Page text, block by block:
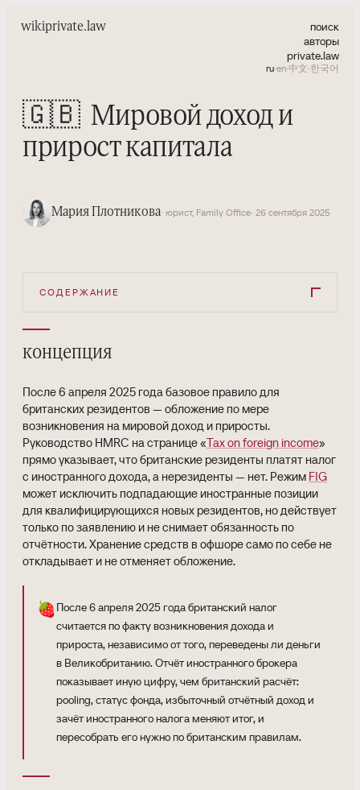
wikiprivate.law
поиск
авторы
private.law
ru·en·中文·한국어
🇬🇧 Мировой доход и
прирост капитала
Мария Плотникова· юрист, Family Office· 26 сентября 2025
СОДЕРЖАНИЕ
концепция
После 6 апреля 2025 года базовое правило для
британских резидентов — обложение по мере
возникновения на мировой доход и приросты.
Руководство HMRC на странице «Tax on foreign income»
прямо указывает, что британские резиденты платят налог
с иностранного дохода, а нерезиденты — нет. Режим FIG
может исключить подпадающие иностранные позиции
для квалифицирующихся новых резидентов, но действует
только по заявлению и не снимает обязанность по
отчётности. Хранение средств в офшоре само по себе не
откладывает и не отменяет обложение.
🍓После 6 апреля 2025 года британский налог
считается по факту возникновения дохода и
прироста, независимо от того, переведены ли деньги
в Великобританию. Отчёт иностранного брокера
показывает иную цифру, чем британский расчёт:
pooling, статус фонда, избыточный отчётный доход и
зачёт иностранного налога меняют итог, и
пересобрать его нужно по британским правилам.